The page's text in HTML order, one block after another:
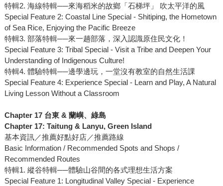
特輯2. 海線特輯──來海稻米的故鄉「石梯坪」 吹太平洋的風
Special Feature 2: Coastal Line Special - Shitiping, the Hometown
of Sea Rice, Enjoying the Pacific Breeze
特輯3. 部落特輯──來一趟部落，深入認識原住民文化！
Special Feature 3: Tribal Special - Visit a Tribe and Deepen Your
Understanding of Indigenous Culture!
特輯4. 體驗特輯──邊學邊玩，一堂沒有教室的自然生活課
Special Feature 4: Experience Special - Learn and Play, A Natural
Living Lesson Without a Classroom
Chapter 17 台東 & 蘭嶼、綠島
Chapter 17: Taitung & Lanyu, Green Island
基本資訊／推薦好點好店／推薦路線
Basic Information / Recommended Spots and Shops /
Recommended Routes
特輯1. 縱谷特輯──體驗山谷間的各式理想生活方案
Special Feature 1: Longitudinal Valley Special - Experience